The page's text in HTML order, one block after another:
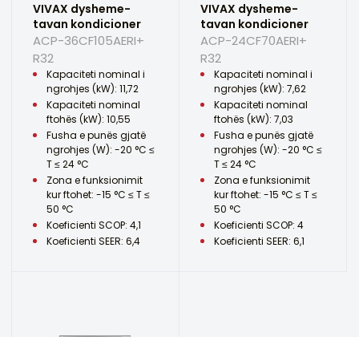
VIVAX dysheme-
tavan kondicioner
ACP-36CF105AERI+
R32
Kapaciteti nominal i
ngrohjes (kW): 11,72
Kapaciteti nominal
ftohës (kW): 10,55
Fusha e punës gjatë
ngrohjes (W): -20 °C ≤
T ≤ 24 °C
Zona e funksionimit
kur ftohet: -15 °C ≤ T ≤
50 °C
Koeficienti SCOP: 4,1
Koeficienti SEER: 6,4
VIVAX dysheme-
tavan kondicioner
ACP-24CF70AERI+
R32
Kapaciteti nominal i
ngrohjes (kW): 7,62
Kapaciteti nominal
ftohës (kW): 7,03
Fusha e punës gjatë
ngrohjes (W): -20 °C ≤
T ≤ 24 °C
Zona e funksionimit
kur ftohet: -15 °C ≤ T ≤
50 °C
Koeficienti SCOP: 4
Koeficienti SEER: 6,1